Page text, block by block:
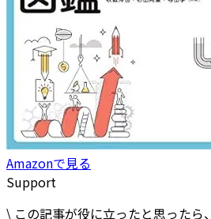
Amazonで見る
Support
\ この記事が役に立ったと思ったら